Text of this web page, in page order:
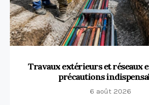
Travaux extérieurs et réseaux
précautions
6 août 2026